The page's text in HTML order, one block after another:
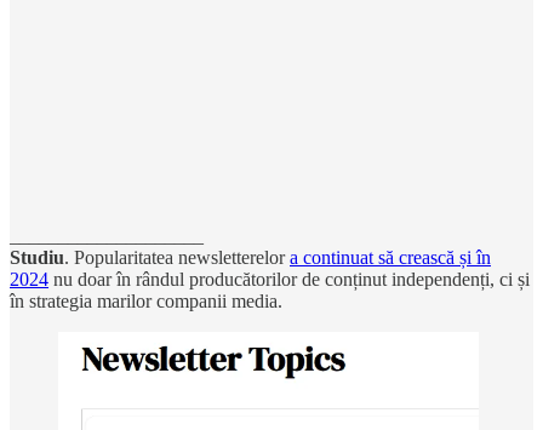
Studiu. Popularitatea newsletterelora continuat să crească și în
2024 nu doar în rândul producătorilor de conținut independenți, ci și
în strategia marilor companii media.